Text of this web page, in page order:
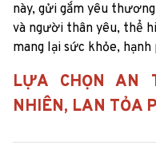
này, gửi gắm yêu
và người thân yêu, thể
mang lại sức khỏe,
LỰA CHỌN AN
NHIÊN, LAN TỎA